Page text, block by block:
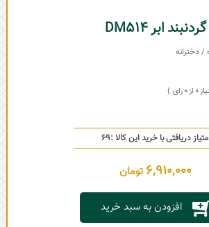
گردنبند ابر DM514
/ دخترانه
0
0
دریافتی با خرید این کالا :69
6,910,000 تومان
افزودن به سبد خرید